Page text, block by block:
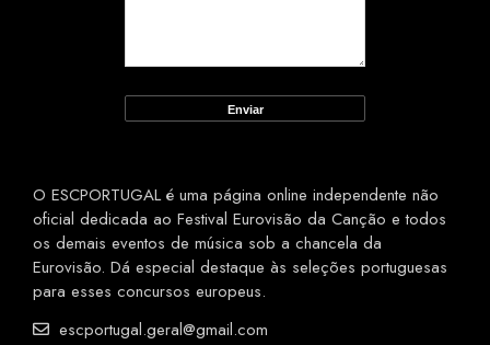
O ESCPORTUGAL é uma página online independente não
oficial dedicada ao Festival Eurovisão da Canção e todos
os demais eventos de música sob a chancela da
Eurovisão. Dá especial destaque às seleções portuguesas
para esses concursos europeus.
escportugal.geral@gmail.com